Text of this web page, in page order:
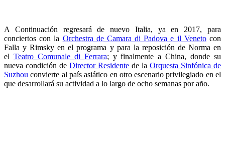
A Continuación regresará de nuevo Italia, ya en 2017, para
conciertos con la Orchestra de Camara di Padova e il Venetocon
Falla y Rimsky en el programa y para la reposición de Norma en
el Teatro Comunale di Ferrara; y finalmente a China, donde su
nueva condición de Director Residente de la Orquesta Sinfónica de
Suzhou convierte al país asiático en otro escenario privilegiado en el
que desarrollará su actividad a lo largo de ocho semanas por año.